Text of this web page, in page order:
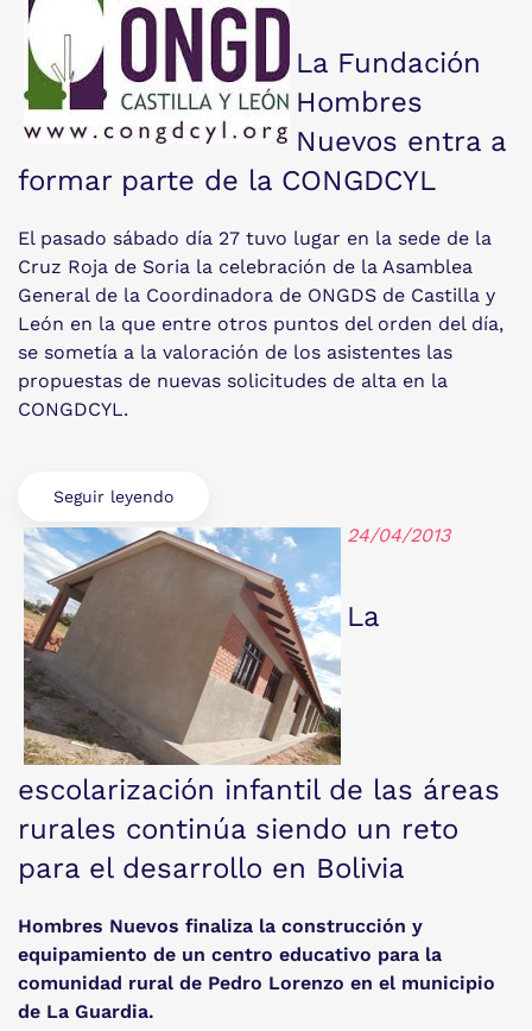
La Fundación
Hombres
Nuevos entra a
formar parte de la CONGDCYL
El pasado sábado día 27 tuvo lugar en la sede de la
Cruz Roja de Soria la celebración de la Asamblea
General de la Coordinadora de ONGDS de Castilla y
León en la que entre otros puntos del orden del día,
se sometía a la valoración de los asistentes las
propuestas de nuevas solicitudes de alta en la
CONGDCYL.
Seguir leyendo
24/04/2013
La
escolarización infantil de las áreas
rurales continúa siendo un reto
para el desarrollo en Bolivia
Hombres Nuevos finaliza la construcción y
equipamiento de un centro educativo para la
comunidad rural de Pedro Lorenzo en el municipio
de La Guardia.